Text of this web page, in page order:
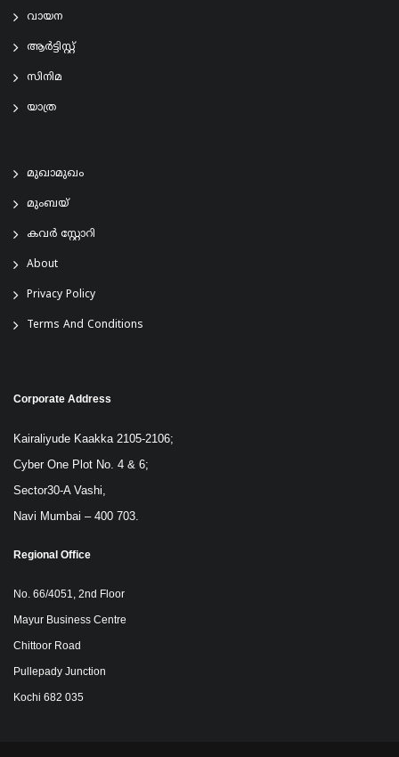
വായന
ആര്‍ട്ടിസ്റ്റ്
സിനിമ
യാത്ര
മുഖാമുഖം
മുംബയ്
കവർ സ്റ്റോറി
About
Privacy Policy
Terms And Conditions
Corporate Address
Kairaliyude Kaakka 2105-2106;
Cyber One Plot No. 4 & 6;
Sector30-A Vashi,
Navi Mumbai – 400 703.
Regional Office
No. 66/4051, 2nd Floor
Mayur Business Centre
Chittoor Road
Pullepady Junction
Kochi 682 035